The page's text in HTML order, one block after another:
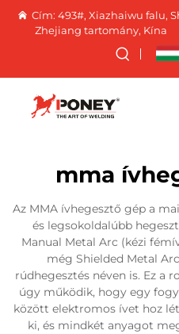
Cím: 493#, Xiazhaiwu falu,
Zhejiang tartomány, Kína
mma
Az MMA ívhegesztő gép a
és legsokoldalúbb
Manual Metal Arc (kézi
még Shielded Metal
rúdhegesztés néven is. Ez a
úgy működik, hogy egy
között elektromos ívet hoz
ki, és mindkét anyagot